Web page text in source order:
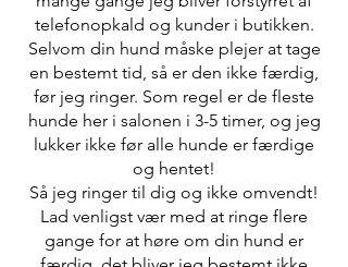
telefonopkald og kunder i butikken.
Selvom din hund måske plejer at tage
en bestemt tid, så er den ikke færdig,
før jeg ringer. Som regel er de fleste
hunde her i salonen i 3-5 timer, og jeg
lukker ikke før alle hunde er færdige
og hentet!
Så jeg ringer til dig og ikke omvendt!
Lad venligst vær med at ringe flere
gange for at høre om din hund er